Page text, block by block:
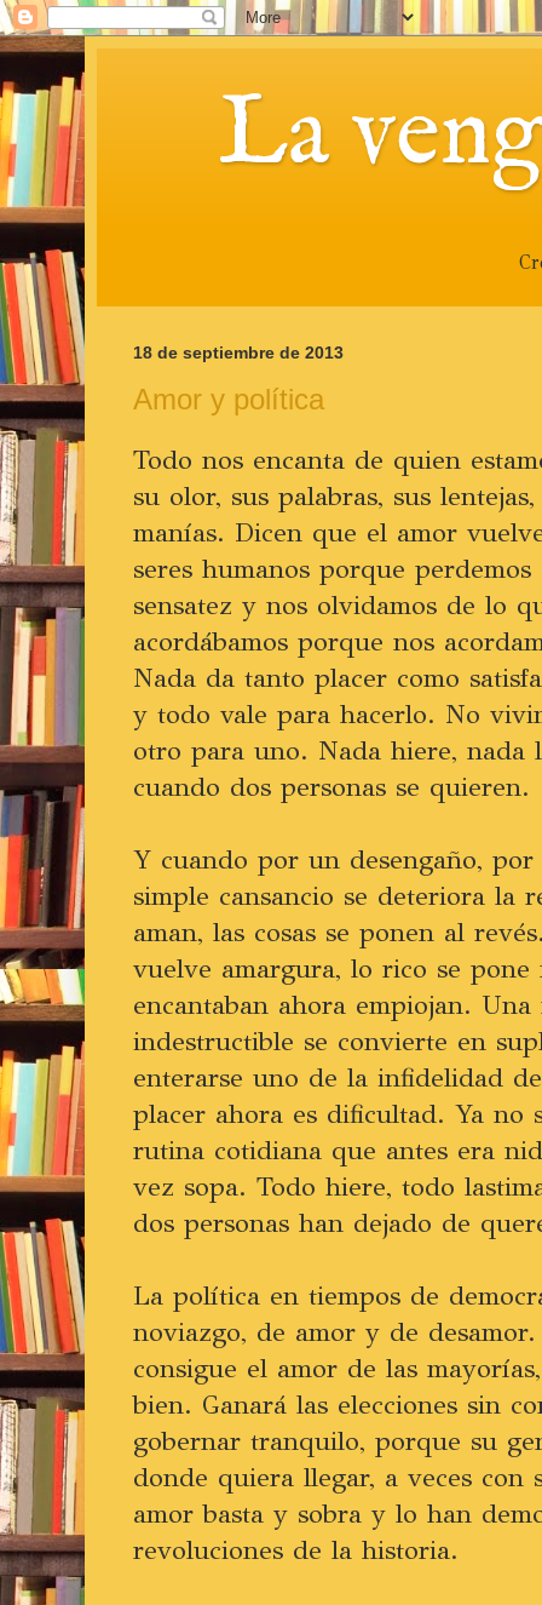
La
18 de septiembre de 2013
Amor y política
Todo nos encanta de quien
su olor, sus palabras, sus
manías. Dicen que el amor
seres humanos porque
sensatez y nos olvidamos de lo
acordábamos porque nos
Nada da tanto placer como
y todo vale para hacerlo. No
otro para uno. Nada hiere, nada
cuando dos personas se quieren.
Y cuando por un desengaño,
simple cansancio se deteriora la
aman, las cosas se ponen al
vuelve amargura, lo rico se pone
encantaban ahora empiojan.
indestructible se convierte en
enterarse uno de la infidelidad
placer ahora es dificultad. Ya no
rutina cotidiana que antes era
vez sopa. Todo hiere, todo
dos personas han dejado de
La política en tiempos de
noviazgo, de amor y de
consigue el amor de las
bien. Ganará las elecciones sin
gobernar tranquilo, porque su
donde quiera llegar, a veces con
amor basta y sobra y lo han
revoluciones de la historia.